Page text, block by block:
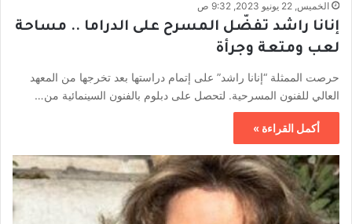
الخميس, 22 يونيو 2023, 9:32 ص
إنانا راشد تفضّل المسرح على الدراما .. مساحة
لعب ومتعة وجرأة
حرصت الممثلة “إنانا راشد” على إتمام دراستها بعد تخرجها من المعهد
العالي للفنون المسرحية. لتحصل على دبلوم بالفنون السينمائية من…
أكمل القراءة »